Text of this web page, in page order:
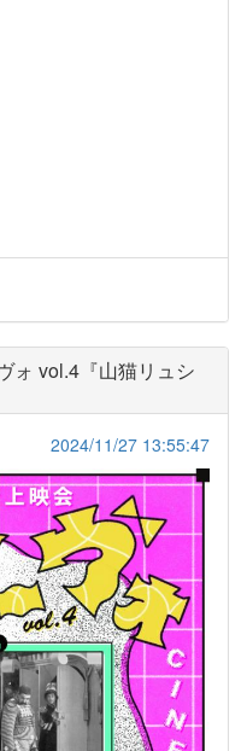
vol.4『山猫リュシ
2024/11/27 13:55:47